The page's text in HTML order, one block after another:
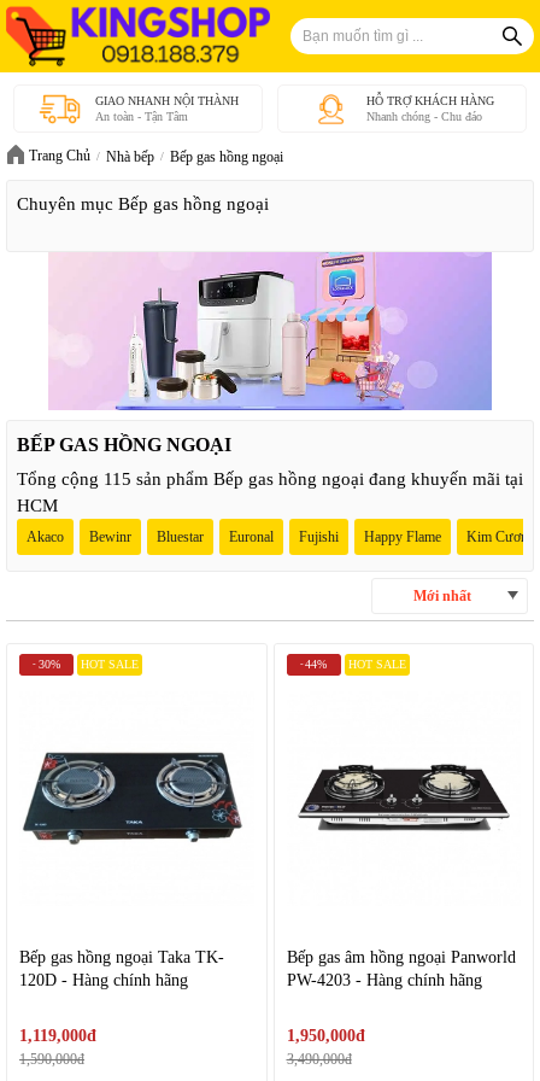
GIAO NHANH NỘI THÀNH
An toàn - Tận Tâm
HỖ TRỢ KHÁCH HÀNG
Nhanh chóng - Chu đáo
Trang Chủ Nhà bếp Bếp gas hồng ngoại
Chuyên mục Bếp gas hồng ngoại
BẾP GAS HỒNG NGOẠI
Tổng cộng 115 sản phẩm Bếp gas hồng ngoại đang khuyến mãi tại
HCM
Akaco Bewinr Bluestar Euronal Fujishi Happy Flame Kim Cương
Mới nhất
- 30% HOT SALE
Bếp gas hồng ngoại Taka TK-
120D - Hàng chính hãng
1,119,000đ
1,590,000đ
-44% HOT SALE
Bếp gas âm hồng ngoại Panworld
PW-4203 - Hàng chính hãng
1,950,000đ
3,490,000đ